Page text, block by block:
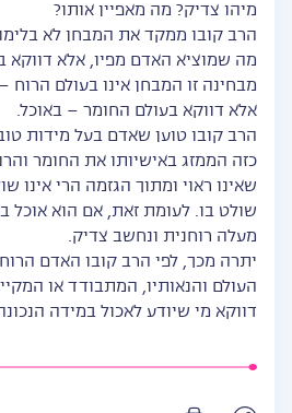
מיהו צדיק? מה מאפיין אותו?
הרב קובו ממקד את המבחן לא
מה שמוציא האדם מפיו, אלא דווקא
מבחינה זו המבחן אינו בעולם הרוח
אלא דווקא בעולם החומר – באוכל.
הרב קובו טוען שאדם בעל מידות
כזה הממזג באישיותו את החומר
שאינו ראוי ומתוך הגזמה הרי אינו
שולט בו. לעומת זאת, אם הוא אוכל
מעלה רוחנית ונחשב צדיק.
יתרה מכך, לפי הרב קובו האדם
העולם והנאותיו, המתבודד או
דווקא מי שיודע לאכול במידה